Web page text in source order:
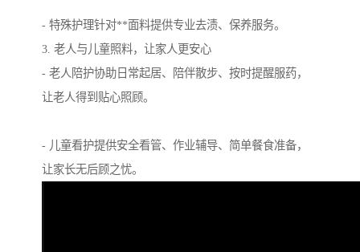
- 特殊护理针对**面料提供专业去渍、保养服务。
3. 老人与儿童照料，让家人更安心
- 老人陪护协助日常起居、陪伴散步、按时提醒服药，
让老人得到贴心照顾。
- 儿童看护提供安全看管、作业辅导、简单餐食准备，
让家长无后顾之忧。